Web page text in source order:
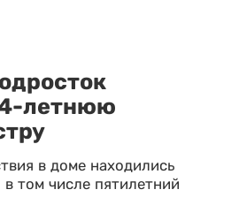
летнюю
в доме находились
в том числе пятилетний